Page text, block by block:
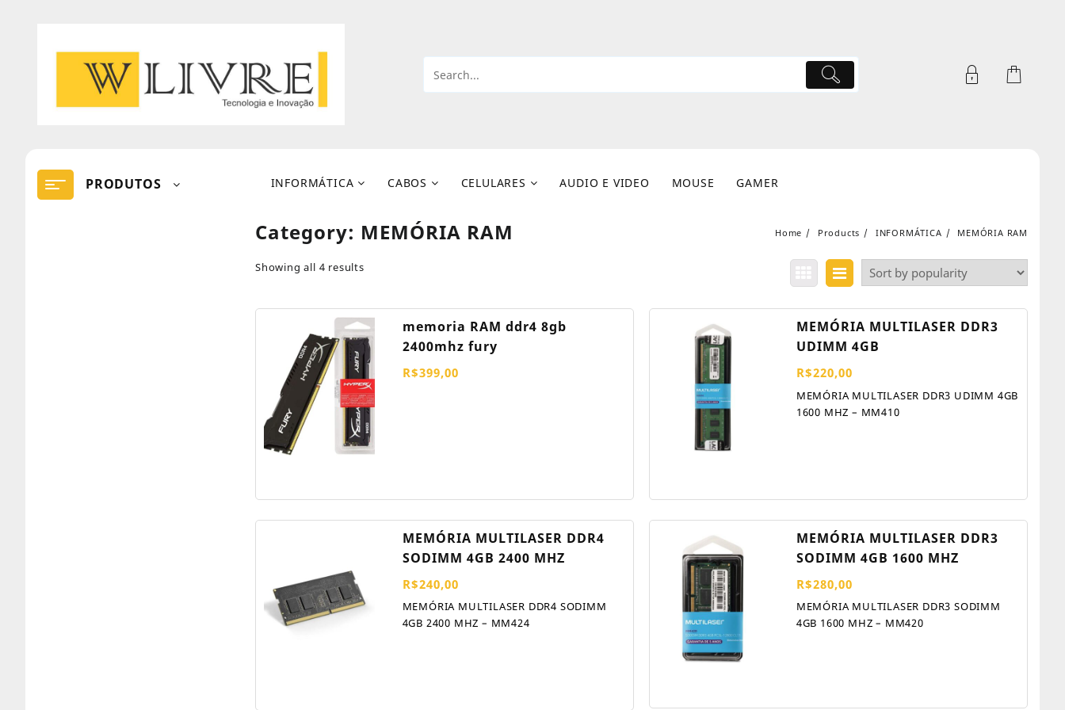
PRODUTOS INFORMÁTICA CABOS CELULARES AUDIO E VIDEO MOUSE GAMER
Category: MEMÓRIA RAM Home Products INFORMÁTICA MEMÓRIA RAM
Showing all 4 results
memoria RAM ddr4 8gb
2400mhz fury
R$399,00
MEMÓRIA MULTILASER DDR3
UDIMM 4GB
R$220,00
MEMÓRIA MULTILASER DDR3 UDIMM 4GB
1600 MHZ – MM410
MEMÓRIA MULTILASER DDR4
SODIMM 4GB 2400 MHZ
R$240,00
MEMÓRIA MULTILASER DDR4 SODIMM
4GB 2400 MHZ – MM424
MEMÓRIA MULTILASER DDR3
SODIMM 4GB 1600 MHZ
R$280,00
MEMÓRIA MULTILASER DDR3 SODIMM
4GB 1600 MHZ – MM420